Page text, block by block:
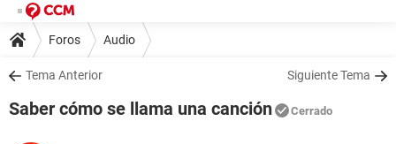
Foros Audio
Tema Anterior Siguiente Tema
Saber cómo se llama una canción Cerrado